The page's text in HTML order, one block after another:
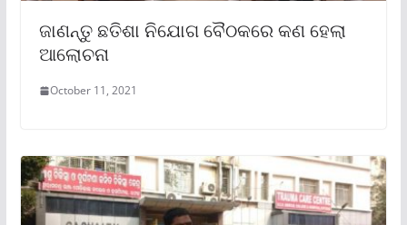
ଜାଣନ୍ତୁ ଛତିଶା ନିଯୋଗ ବୈଠକରେ କଣ ହେଲା
ଆଲୋଚନା
October 11, 2021